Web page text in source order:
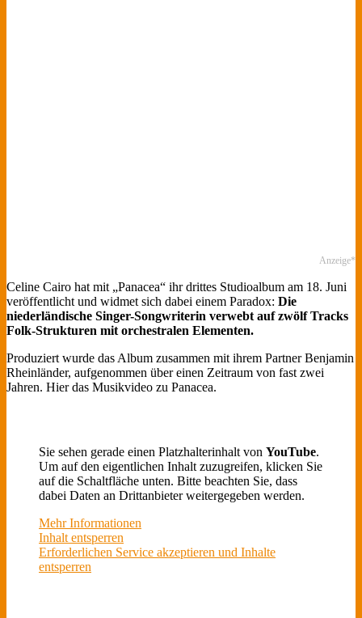
Anzeige*
Celine Cairo hat mit „Panacea“ ihr drittes Studioalbum am 18. Juni
veröffentlicht und widmet sich dabei einem Paradox: Die
niederländische Singer-Songwriterin verwebt auf zwölf Tracks
Folk-Strukturen mit orchestralen Elementen.
Produziert wurde das Album zusammen mit ihrem Partner Benjamin
Rheinländer, aufgenommen über einen Zeitraum von fast zwei
Jahren. Hier das Musikvideo zu Panacea.
Sie sehen gerade einen Platzhalterinhalt von YouTube.
Um auf den eigentlichen Inhalt zuzugreifen, klicken Sie
auf die Schaltfläche unten. Bitte beachten Sie, dass
dabei Daten an Drittanbieter weitergegeben werden.
Mehr Informationen
Inhalt entsperren
Erforderlichen Service akzeptieren und Inhalte
entsperren